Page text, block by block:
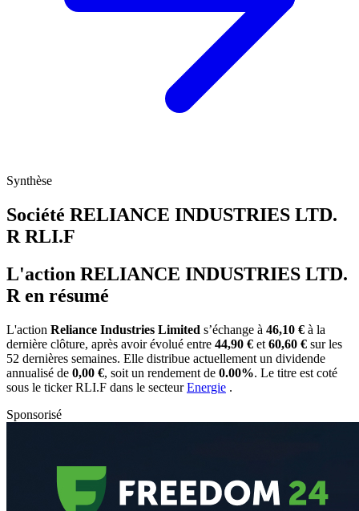
Synthèse
Société RELIANCE INDUSTRIES LTD.
R RLI.F
L'action RELIANCE INDUSTRIES LTD.
R en résumé
L'action Reliance Industries Limited s’échange à 46,10 € à la
dernière clôture, après avoir évolué entre 44,90 € et 60,60 € sur les
52 dernières semaines. Elle distribue actuellement un dividende
annualisé de 0,00 €, soit un rendement de 0.00%. Le titre est coté
sous le tickerRLI.F dans le secteurEnergie .
Sponsorisé